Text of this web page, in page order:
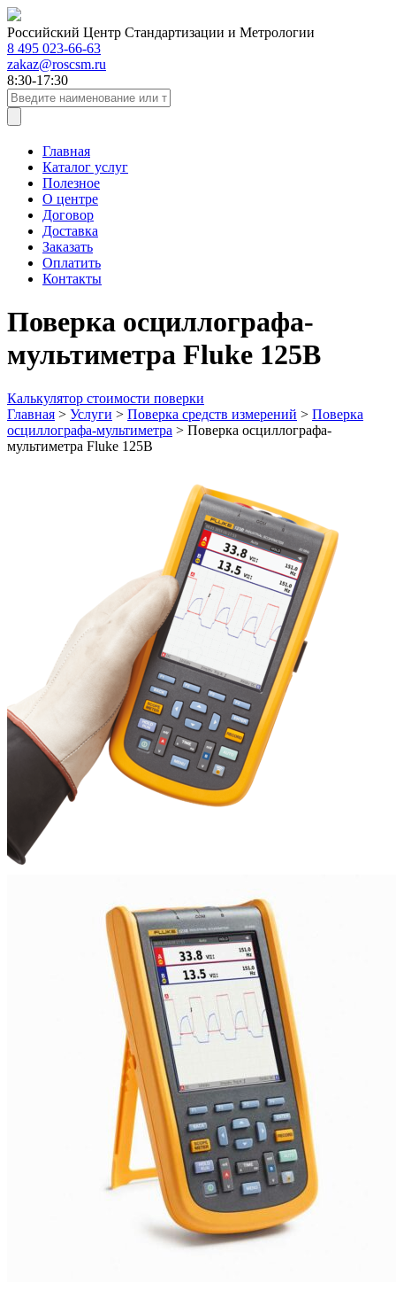
Российский Центр Стандартизации и Метрологии
8 495 023-66-63
zakaz@roscsm.ru
8:30-17:30
Главная
Каталог услуг
Полезное
О центре
Договор
Доставка
Заказать
Оплатить
Контакты
Поверка осциллографа-
мультиметра Fluke 125B
Калькулятор стоимости поверки
Главная > Услуги > Поверка средств измерений > Поверка
осциллографа-мультиметра > Поверка осциллографа-
мультиметра Fluke 125B